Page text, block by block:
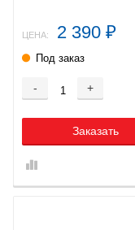
ЦЕНА: 2 390 ₽
Под заказ
- +
Заказать